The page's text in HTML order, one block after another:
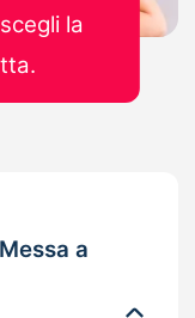
a
la